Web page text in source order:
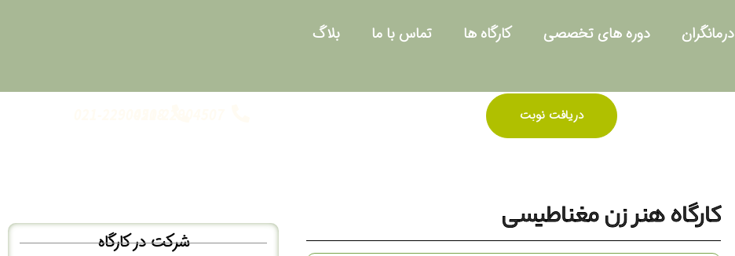
درمانگران دوره های تخصصی کارگاه ها تماس با ما بلاگ
دریافت نوبت
کارگاه هنر زن مغناطیسی
شرکت در کارگاه